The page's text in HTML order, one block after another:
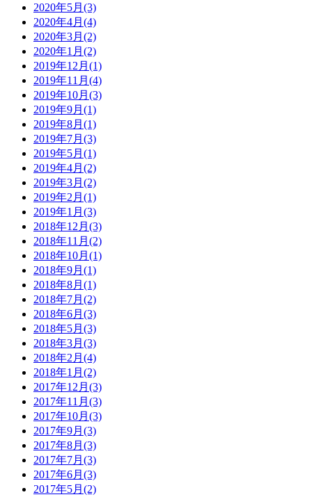
2020年5月(3)
2020年4月(4)
2020年3月(2)
2020年1月(2)
2019年12月(1)
2019年11月(4)
2019年10月(3)
2019年9月(1)
2019年8月(1)
2019年7月(3)
2019年5月(1)
2019年4月(2)
2019年3月(2)
2019年2月(1)
2019年1月(3)
2018年12月(3)
2018年11月(2)
2018年10月(1)
2018年9月(1)
2018年8月(1)
2018年7月(2)
2018年6月(3)
2018年5月(3)
2018年3月(3)
2018年2月(4)
2018年1月(2)
2017年12月(3)
2017年11月(3)
2017年10月(3)
2017年9月(3)
2017年8月(3)
2017年7月(3)
2017年6月(3)
2017年5月(2)